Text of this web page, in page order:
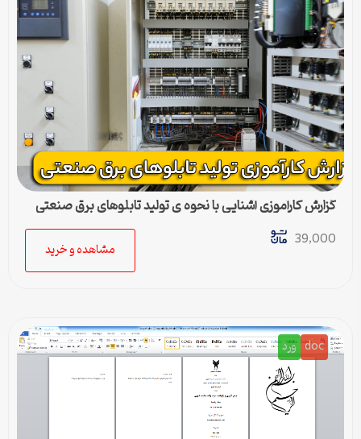
گزارش کارآموزی آشنایی با نحوه ی تولید تابلوهای برق صنعتی
39,000
مشاهده و خرید
doc ورد